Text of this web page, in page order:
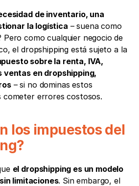
de inventario, una
la logística – suena como
Pero como cualquier negocio de
el dropshipping está sujeto a la
sobre la renta, IVA,
ventas en dropshipping,
– si no dominas estos
cometer errores costosos.
los impuestos del
el dropshipping es un modelo
limitaciones. Sin embargo, el